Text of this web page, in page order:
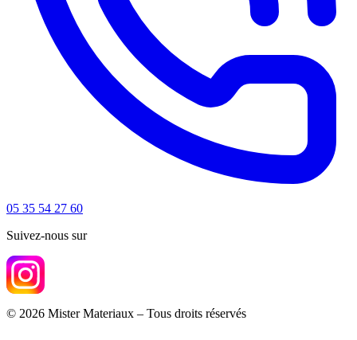
05 35 54 27 60
Suivez-nous sur
© 2026 Mister Materiaux – Tous droits réservés